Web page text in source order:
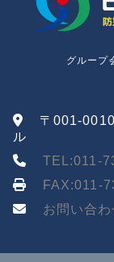
グループ
〒001-
ル
TEL:011-
FAX:011-
お問い合